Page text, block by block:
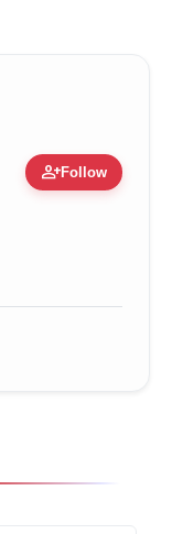
person_addFollow
or